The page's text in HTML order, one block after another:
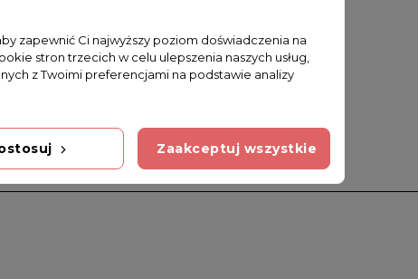
żadnej recenzji.
zapewnić Ci najwyższy poziom doświadczenia na
stron trzecich w celu ulepszenia naszych usług,
z Twoimi preferencjami na podstawie analizy
Zaakceptuj wszystkie